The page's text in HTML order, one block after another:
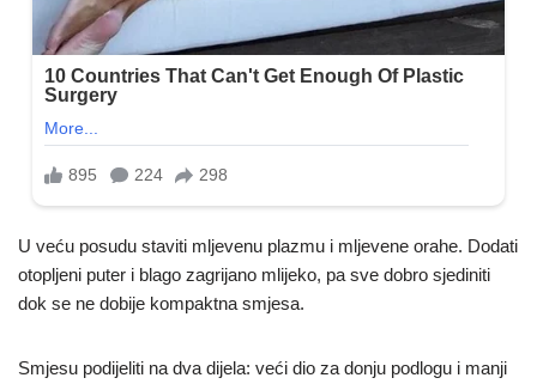
U veću posudu staviti mljevenu plazmu i mljevene orahe. Dodati
otopljeni puter i blago zagrijano mlijeko, pa sve dobro sjediniti
dok se ne dobije kompaktna smjesa.
Smjesu podijeliti na dva dijela: veći dio za donju podlogu i manji